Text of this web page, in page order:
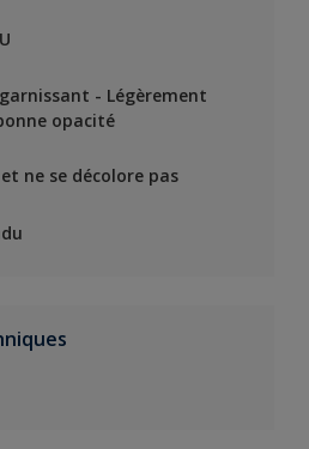
- Légèrement
opacité
ne se décolore pas